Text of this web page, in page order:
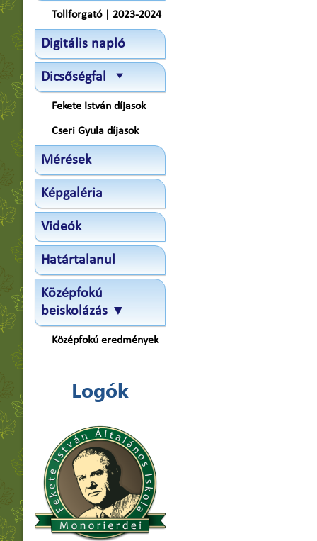
Tollforgató | 2023-2024
Digitális napló
Dicsőségfal
Fekete István díjasok
Cseri Gyula díjasok
Mérések
Képgaléria
Videók
Határtalanul
Középfokú
beiskolázás ▼
Középfokú eredmények
Logók